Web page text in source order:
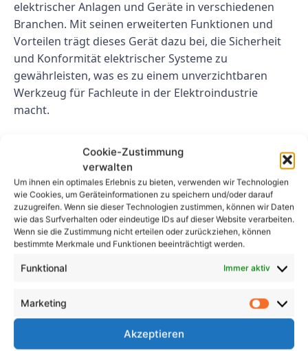
Cookie-Zustimmung
verwalten
Um ihnen ein optimales Erlebnis zu bieten, verwenden wir Technologien
wie Cookies, um Geräteinformationen zu speichern und/oder darauf
zuzugreifen. Wenn sie dieser Technologien zustimmen, können wir Daten
wie das Surfverhalten oder eindeutige IDs auf dieser Website verarbeiten.
Wenn sie die Zustimmung nicht erteilen oder zurückziehen, können
bestimmte Merkmale und Funktionen beeinträchtigt werden.
Funktional Immer aktiv
Marketing
Akzeptieren
elektrischer Anlagen und Geräte in verschiedenen
Branchen. Mit seinen erweiterten Funktionen und
Vorteilen trägt dieses Gerät dazu bei, die Sicherheit
und Konformität elektrischer Systeme zu
gewährleisten, was es zu einem unverzichtbaren
Werkzeug für Fachleute in der Elektroindustrie
macht.
1. Wie oft sollte das DGUV V3
Messgerät Benning kalibriert
werden?
Um genaue und zuverlässige Testergebnisse zu
gewährleisten, sollte das DGUV V3 Messgerät
Kalibrierung trägt dazu bei, die Leistung und
Genauigkeit des Geräts aufrechtzuerhalten und
sicherzustellen, dass es den erforderlichen Standards